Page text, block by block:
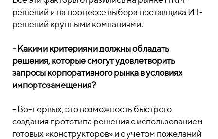
решений и на процессе выбора поставщика ИТ-
решений крупными компаниями.
- Какими критериями должны обладать
решения, которые смогут удовлетворить
запросы корпоративного рынка в условиях
импортозамещения?
- Во-первых, это возможность быстрого
создания прототипа решения с использованием
готовых «конструкторов» и с учетом пожеланий